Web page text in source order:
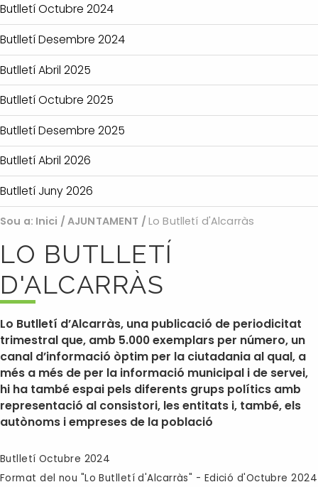
Butlletí Octubre 2024
Butlletí Desembre 2024
Butlletí Abril 2025
Butlletí Octubre 2025
Butlletí Desembre 2025
Butlletí Abril 2026
Butlletí Juny 2026
Sou a: Inici /AJUNTAMENT / Lo Butlletí d'Alcarràs
LO BUTLLETÍ
D'ALCARRÀS
Lo Butlletí d’Alcarràs, una publicació de periodicitat
trimestral que, amb 5.000 exemplars per número, un
canal d’informació òptim per la ciutadania al qual, a
més a més de per la informació municipal i de servei,
hi ha també espai pels diferents grups polítics amb
representació al consistori, les entitats i, també, els
autònoms i empreses de la població
Butlletí Octubre 2024
Format del nou "Lo Butlletí d'Alcarràs" - Edició d'Octubre 2024